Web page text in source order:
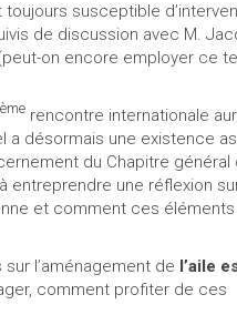
susceptible
de discussion avec M.
on encore employer ce
èmerencontre internationale
a désormais une existence
du Chapitre général
entreprendre une réflexion
et comment ces
l’aménagement de l’aile
comment profiter de ces